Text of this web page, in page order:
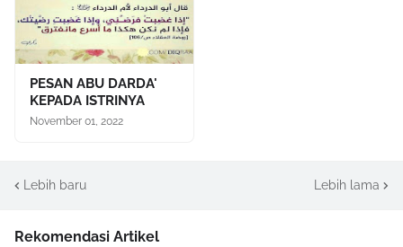
PESAN ABU DARDA'
KEPADA ISTRINYA
November 01, 2022
Lebih baru Lebih lama
Rekomendasi Artikel